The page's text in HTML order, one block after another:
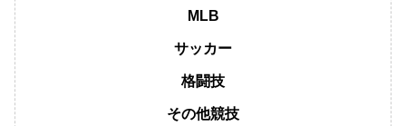
MLB
サッカー
格闘技
その他競技